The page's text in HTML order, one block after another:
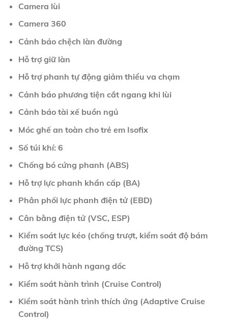
Camera lùi
Camera 360
Cảnh báo chệch làn đường
Hỗ trợ giữ làn
Hỗ trợ phanh tự động giảm thiểu va chạm
Cảnh báo phương tiện cắt ngang khi lùi
Cảnh báo tài xế buồn ngủ
Móc ghế an toàn cho trẻ em Isofix
Số túi khí: 6
Chống bó cứng phanh (ABS)
Hỗ trợ lực phanh khẩn cấp (BA)
Phân phối lực phanh điện tử (EBD)
Cân bằng điện tử (VSC, ESP)
Kiểm soát lực kéo (chống trượt, kiểm soát độ bám
đường TCS)
Hỗ trợ khởi hành ngang dốc
Kiểm soát hành trình (Cruise Control)
Kiểm soát hành trình thích ứng (Adaptive Cruise
Control)